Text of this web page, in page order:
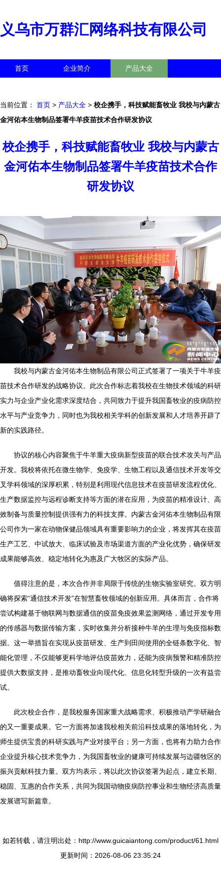
义乌市万群汇网络科技有限公司
首页 企业简介 产品大全
当前位置： 首页 > 产品大全 > 校企携手，科技赋能畜牧业 我校与内蒙古
金河佑本生物制品签署牛羊疫苗技术合作研发协议
校企携手，科技赋能畜牧业 我校与内蒙古
金河佑本生物制品签署牛羊疫苗技术合作
研发协议
我校与内蒙古金河佑本生物制品有限公司正式签署了一项关于牛羊疫
苗技术合作研发的战略协议。此次合作标志着我校在生物技术领域的科研
实力与企业产业化需求深度结合，共同致力于提升我国畜牧业的疫病防控
水平与产业竞争力，同时也为我校相关学科的创新发展和人才培养开辟了
新的实践路径。
协议的核心内容聚焦于牛羊重大疫病新型疫苗的联合技术攻关与产品
开发。我校将依托在微生物学、免疫学、生物工程以及通信技术开发等交
叉学科领域的深厚积累，特别是利用现代信息技术在疫苗研发流程优化、
生产数据监控与远程诊断支持等方面的潜在应用，为疫苗的精准设计、高
效制备与质量控制提供强有力的科技支撑。内蒙古金河佑本生物制品有限
公司作为一家在动物保健品领域具有重要影响力的企业，将发挥其在疫苗
生产工艺、中试放大、临床试验及市场渠道方面的产业化优势，确保研发
成果能够高效、稳定地转化为惠及广大牧区的实际产品。
值得注意的是，本次合作并非局限于传统的生物实验室研究。双方明
确将探索“通信技术开发”在智慧畜牧领域的创新应用。具体而言，合作将
尝试构建基于物联网与数据通信的疫苗免疫效果监测网络，通过开发专用
的传感器与数据传输方案，实时收集并分析接种牛羊的生理与免疫指标数
据。这一举措旨在实现从疫苗研发、生产到田间使用的全链条数字化、智
能化管理，不仅能够更科学地评估疫苗效力，还能为疫病预警和精准防控
提供大数据支持，是推动畜牧业向现代化、信息化转型升级的一次有益尝
试。
此次校企合作，是我校服务国家重大战略需求、积极推动产学研融合
的又一重要成果。它一方面将加速我校相关前沿科技成果的落地转化，为
师生提供宝贵的科研实践与产业对接平台；另一方面，也将有力助力合作
企业提升核心技术竞争力，为我国畜牧业的健康可持续发展与边疆牧区的
振兴贡献科技力量。双方均表示，将以此次协议签署为起点，建立长期、
稳固、互惠的合作关系，共同为我国动物疫病防控事业和生物经济高质量
发展谱写新篇章。
如若转载，请注明出处：http://www.guicaiantong.com/product/61.html
更新时间：2026-08-06 23:35:24